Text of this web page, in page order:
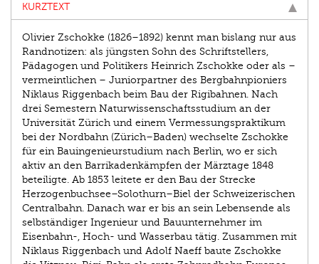
KURZTEXT
Olivier Zschokke (1826–1892) kennt man bislang nur aus
Randnotizen: als jüngsten Sohn des Schriftstellers,
Pädagogen und Politikers Heinrich Zschokke oder als –
vermeintlichen – Juniorpartner des Bergbahnpioniers
Niklaus Riggenbach beim Bau der Rigibahnen. Nach
drei Semestern Naturwissenschaftsstudium an der
Universität Zürich und einem Vermessungspraktikum
bei der Nordbahn (Zürich–Baden) wechselte Zschokke
für ein Bauingenieurstudium nach Berlin, wo er sich
aktiv an den Barrikadenkämpfen der Märztage 1848
beteiligte. Ab 1853 leitete er den Bau der Strecke
Herzogenbuchsee–Solothurn–Biel der Schweizerischen
Centralbahn. Danach war er bis an sein Lebensende als
selbständiger Ingenieur und Bauunternehmer im
Eisenbahn-, Hoch- und Wasserbau tätig. Zusammen mit
Niklaus Riggenbach und Adolf Naeff baute Zschokke